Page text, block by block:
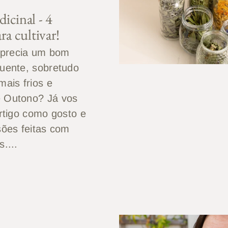
- 4
cultivar!
um bom
sobretudo
frios e
Outono? Já vos
como gosto e
feitas com